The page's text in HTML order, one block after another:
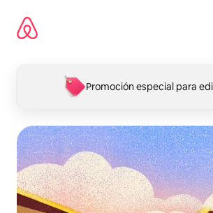
contenido
Promoción especial para